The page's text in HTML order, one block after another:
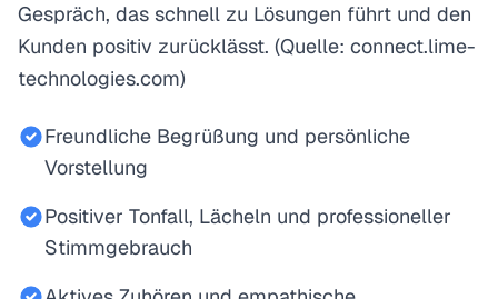
Gespräch, das schnell zu Lösungen führt und den
Kunden positiv zurücklässt. (Quelle: connect.lime-
technologies.com)
Freundliche Begrüßung und persönliche
Vorstellung
Positiver Tonfall, Lächeln und professioneller
Stimmgebrauch